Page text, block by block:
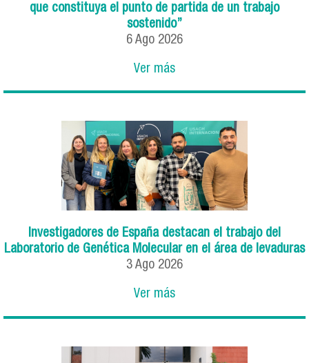
que constituya el punto de partida de un trabajo
sostenido”
6 Ago 2026
Ver más
Investigadores de España destacan el trabajo del
Laboratorio de Genética Molecular en el área de levaduras
3 Ago 2026
Ver más